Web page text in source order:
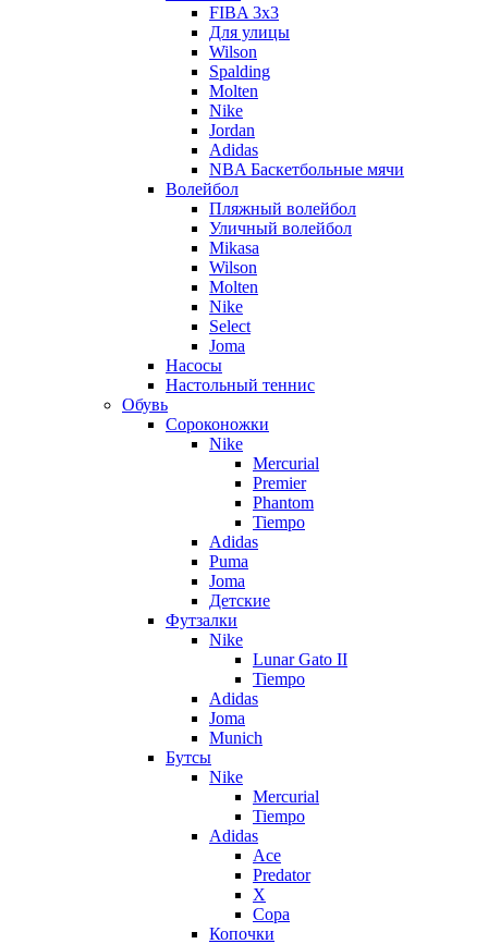
FIBA 3x3
Для улицы
Wilson
Spalding
Molten
Nike
Jordan
Adidas
NBA Баскетбольные мячи
Волейбол
Пляжный волейбол
Уличный волейбол
Mikasa
Wilson
Molten
Nike
Select
Joma
Насосы
Настольный теннис
Обувь
Сороконожки
Nike
Mercurial
Premier
Phantom
Tiempo
Adidas
Puma
Joma
Детские
Футзалки
Nike
Lunar Gato II
Tiempo
Adidas
Joma
Munich
Бутсы
Nike
Mercurial
Tiempo
Adidas
Ace
Predator
X
Copa
Копочки